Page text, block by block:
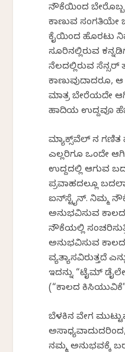
ನೌಕೆಯಿಂದ ಬೇರೊಬ್ಬ
ಕಾಣುವ ಸಂಗತಿಯೇ
ಕೈಯಿಂದ ಹೊರಟು
ಸೂರಿನಲ್ಲಿರುವ
ನೆಲದಲ್ಲಿರುವ ಸೆನ್ಸರ್
ಕಾಣುವುದಾದರೂ,
ಮಾತ್ರ ಬೇರೆಯದೇ
ಹಾದಿಯ ಉದ್ದವೂ
ಮ್ಯಾಕ್ಸ್‌ವೆಲ್‌ ನ ಗಣಿತ
ಎಲ್ಲರಿಗೂ ಒಂದೇ
ಉದ್ದದಲ್ಲಿ ಆಗುವ
ಪ್ರವಾಹದಲ್ಲೂ
ಐನ್‌ಸ್ಟೈನ್. ನಿಮ್ಮ
ಅನುಭವಿಸುವ ಕಾಲದ
ನೌಕೆಯಲ್ಲಿ
ಅನುಭವಿಸುವ ಕಾಲದ
ವ್ಯತ್ಯಾಸವಿರುತ್ತದೆ
ಇದನ್ನು “ಟೈಮ್
(“ಕಾಲದ
ಬೆಳಕಿನ ವೇಗ
ನಮ್ಮ ಅನುಭವಕ್ಕೆ